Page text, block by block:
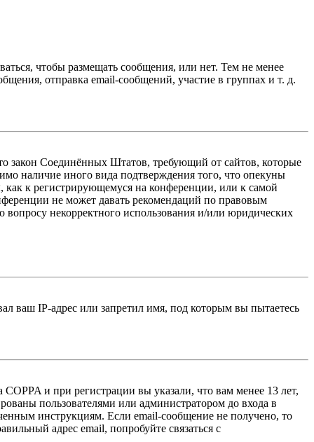
чтобы размещать сообщения, или нет. Тем не менее
отправка email-сообщений, участие в группах и т. д.
закон Соединённых Штатов, требующий от сайтов, которые
наличие иного вида подтверждения того, что опекуны
к регистрирующемуся на конференции, или к самой
не может давать рекомендаций по правовым
некорректного использования и/или юридических
ваш IP-адрес или запретил имя, под которым вы пытаетесь
и при регистрации вы указали, что вам менее 13 лет,
пользователями или администратором до входа в
инструкциям. Если email-сообщение не получено, то
адрес email, попробуйте связаться с